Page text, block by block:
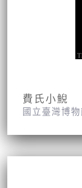
費氏小鯢
國立臺灣博物